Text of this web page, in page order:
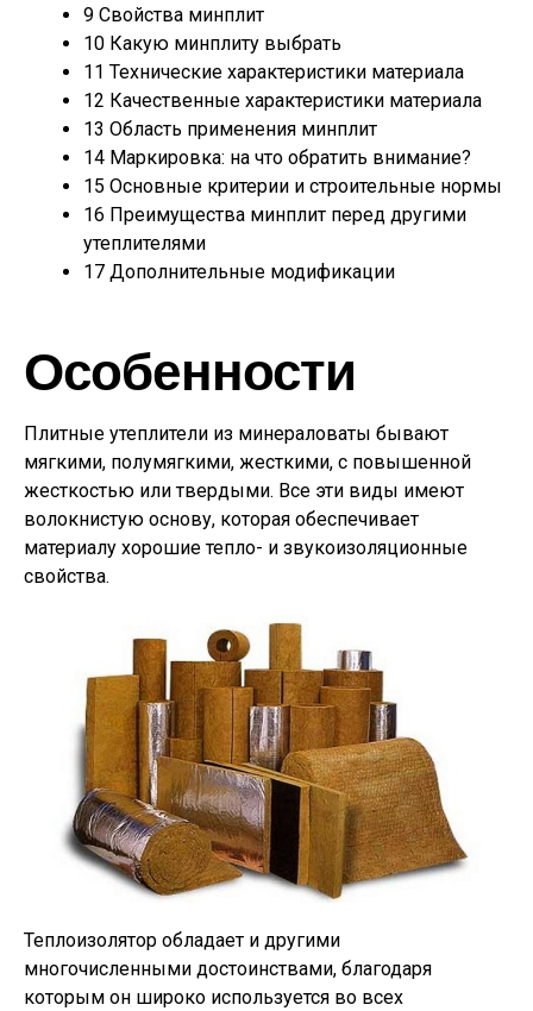
9 Свойства минплит
10 Какую минплиту выбрать
11 Технические характеристики материала
12 Качественные характеристики материала
13 Область применения минплит
14 Маркировка: на что обратить внимание?
15 Основные критерии и строительные нормы
16 Преимущества минплит перед другими
утеплителями
17 Дополнительные модификации
Особенности
Плитные утеплители из минераловаты бывают
мягкими, полумягкими, жесткими, с повышенной
жесткостью или твердыми. Все эти виды имеют
волокнистую основу, которая обеспечивает
материалу хорошие тепло- и звукоизоляционные
свойства.
Теплоизолятор обладает и другими
многочисленными достоинствами, благодаря
которым он широко используется во всех